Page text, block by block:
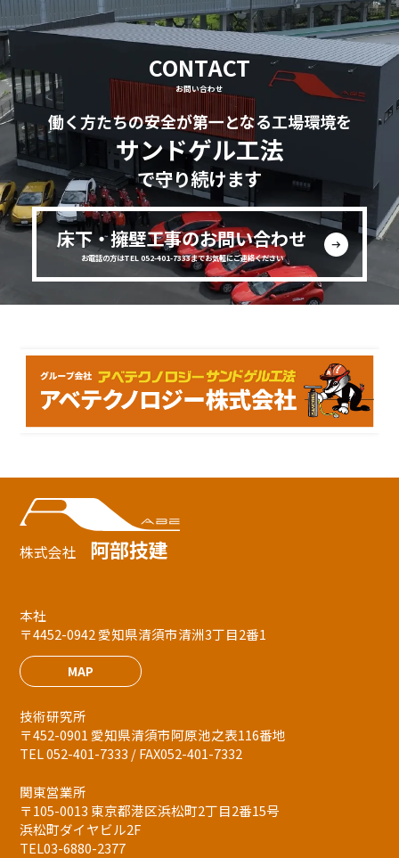
CONTACT
お問い合わせ
働く方たちの安全が第一となる工場環境を
サンドゲル工法
で守り続けます
床下・擁壁工事のお問い合わせ
お電話の方はTEL 052-401-7333までお気軽にご連絡ください
株式会社 阿部技建
本社
〒4452-0942 愛知県清須市清洲3丁目2番1
MAP
技術研究所
〒452-0901 愛知県清須市阿原池之表116番地
TEL 052-401-7333 / FAX052-401-7332
関東営業所
〒105-0013 東京都港区浜松町2丁目2番15号
浜松町ダイヤビル2F
TEL03-6880-2377